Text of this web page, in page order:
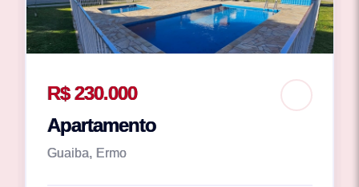
R$ 230.000
Apartamento
Guaiba, Ermo